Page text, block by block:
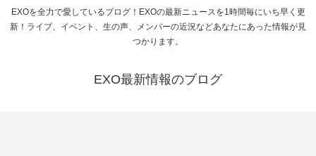
EXOを全力で愛しているブログ！EXOの最新ニュースを1時間毎にいち早く更
新！ライブ、イベント、生の声、メンバーの近況などあなたにあった情報が見
つかります。
EXO最新情報のブログ